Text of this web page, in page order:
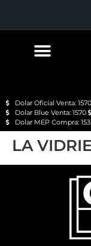
Dolar Oficial Venta: 1570
Dolar Blue Venta: 1570
Dolar MEP Compra:
LA